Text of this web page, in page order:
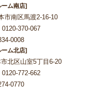
ム南店]
南区馬渡2-16-10
370-067
0008
ム北店]
北区山室5丁目6-20
772-662
0770